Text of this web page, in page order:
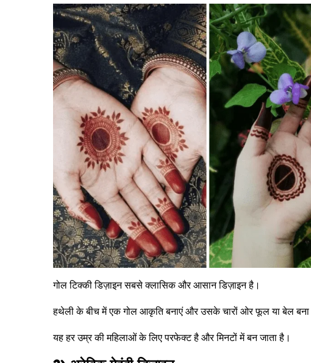
गोल टिक्की डिज़ाइन सबसे क्लासिक और आसान डिज़ाइन है।
हथेली के बीच में एक गोल आकृति बनाएं और उसके चारों ओर फूल या बेल बना
यह हर उम्र की महिलाओं के लिए परफेक्ट है और मिनटों में बन जाता है।